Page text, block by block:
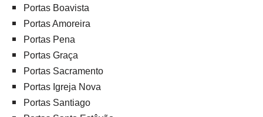
Portas Boavista
Portas Amoreira
Portas Pena
Portas Graça
Portas Sacramento
Portas Igreja Nova
Portas Santiago